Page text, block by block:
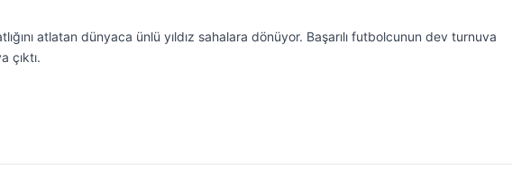
atlatan dünyaca ünlü yıldız sahalara dönüyor. Başarılı futbolcunun dev turnuva
çıktı.